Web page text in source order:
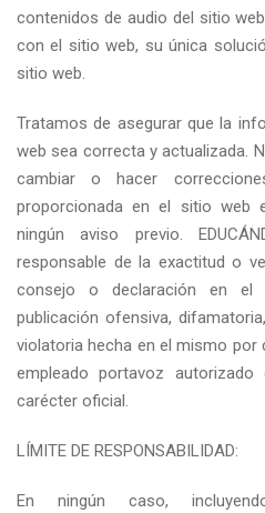
contenidos de audio del sitio
con el sitio web, su única
sitio web.
Tratamos de asegurar que la
web sea correcta y actualizada.
cambiar o hacer
proporcionada en el sitio web
ningún aviso previo.
responsable de la exactitud o
consejo o declaración en
publicación ofensiva,
violatoria hecha en el mismo por
empleado portavoz autorizado
carécter oficial.
LÍMITE DE RESPONSABILIDAD:
En ningún caso,